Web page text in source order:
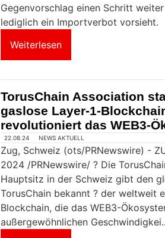
Gegenvorschlag einen Schritt
lediglich ein Importverbot vorsieht.
Weiterlesen
TorusChain Association
gaslose Layer-1-
revolutioniert das WEB3-
22.08.24 NEWS AKTUELL
Zug, Schweiz (ots/PRNewswire) -
2024 /PRNewswire/ ? Die
Hauptsitz in der Schweiz gibt den
TorusChain bekannt ? der weltweit
Blockchain, die das WEB3-
außergewöhnlichen